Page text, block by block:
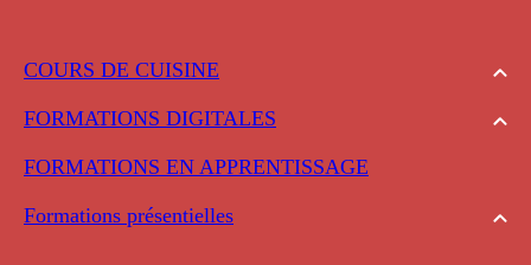
COURS DE CUISINE
FORMATIONS DIGITALES
FORMATIONS EN APPRENTISSAGE
Formations présentielles